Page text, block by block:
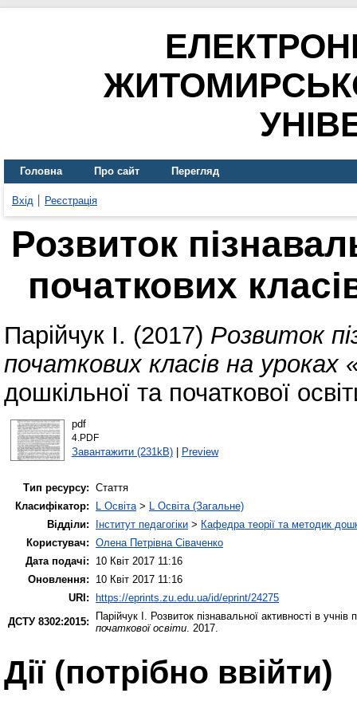
Головна Про сайт Перегляд
Вхід Реєстрація
Розвиток
початкових
Парійчук І. (2017) Розвиток
початкових класів на уроках
дошкільної та початкової
pdf
4.PDF
Завантажити (231kB)| Preview
Тип ресурсу: Стаття
Класифікатор:
L Освіта> L Освіта (Загальне)
Відділи:
Інститут педагогіки > Кафедра теорії та методик
Користувач: Олена Петрівна Сіваченко
Дата подачі:
10 Квіт 2017 11:16
Оновлення:
10 Квіт 2017 11:16
URI:
https://eprints.zu.edu.ua/id/eprint/24275
ДСТУ 8302:2015:
Парійчук І. Розвиток пізнавальної активності в
початкової освіти. 2017.
Дії ​​(потрібно ввійти)